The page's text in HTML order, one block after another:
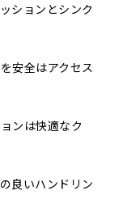
ションとシンク
安全はアクセス
ンは快適なク
良いハンドリン